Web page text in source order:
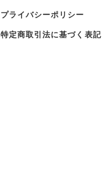
プライバシーポリシー
特定商取引法に基づく表記